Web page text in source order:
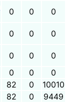
0 0 0
0 0 0
0 0
0
0 0
0
82 0
10010
82 0
9449